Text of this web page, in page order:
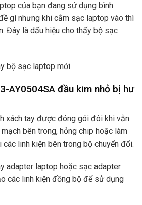
của bạn đang sử dụng bình
gì nhưng khi cắm sạc laptop vào thì
Đây là dấu hiệu cho thấy bộ sạc
bộ sạc laptop mới
AY0504SA đầu kim nhỏ bị hư
xách tay được đóng gói đôi khi vẫn
bên trong, hỏng chip hoặc làm
linh kiện bên trong bộ chuyển đổi.
adapter laptop hoặc sạc adapter
các linh kiện đồng bộ để sử dụng